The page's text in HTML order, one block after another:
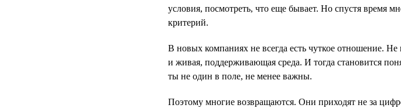
условия, посмотреть, что еще бывает. Но спустя время
критерий.
В новых компаниях не всегда есть чуткое отношение.
и живая, поддерживающая среда. И тогда становится
ты не один в поле, не менее важны.
Поэтому многие возвращаются. Они приходят не за